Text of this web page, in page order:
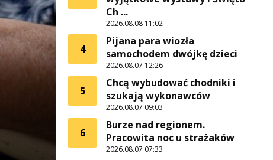
Ch ...
2026.08.08 11:02
4
Pijana para wiozła
samochodem dwójkę dzieci
2026.08.07 12:26
5
Chcą wybudować chodniki i
szukają wykonawców
2026.08.07 09:03
6
Burze nad regionem.
Pracowita noc u strażaków
2026.08.07 07:33